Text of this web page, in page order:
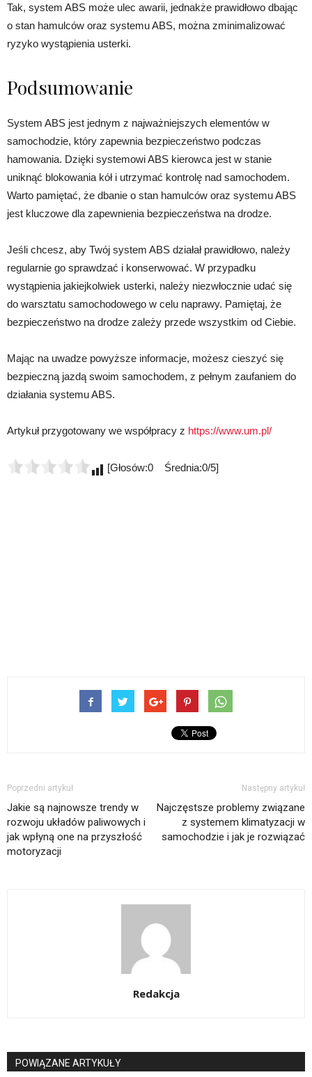
Tak, system ABS może ulec awarii, jednakże prawidłowo dbając
o stan hamulców oraz systemu ABS, można zminimalizować
ryzyko wystąpienia usterki.
Podsumowanie
System ABS jest jednym z najważniejszych elementów w
samochodzie, który zapewnia bezpieczeństwo podczas
hamowania. Dzięki systemowi ABS kierowca jest w stanie
uniknąć blokowania kół i utrzymać kontrolę nad samochodem.
Warto pamiętać, że dbanie o stan hamulców oraz systemu ABS
jest kluczowe dla zapewnienia bezpieczeństwa na drodze.
Jeśli chcesz, aby Twój system ABS działał prawidłowo, należy
regularnie go sprawdzać i konserwować. W przypadku
wystąpienia jakiejkolwiek usterki, należy niezwłocznie udać się
do warsztatu samochodowego w celu naprawy. Pamiętaj, że
bezpieczeństwo na drodze zależy przede wszystkim od Ciebie.
Mając na uwadze powyższe informacje, możesz cieszyć się
bezpieczną jazdą swoim samochodem, z pełnym zaufaniem do
działania systemu ABS.
Artykuł przygotowany we współpracy z https://www.um.pl/
[Głosów:0 Średnia:0/5]
Poprzedni artykuł
Jakie są najnowsze trendy w
rozwoju układów paliwowych i
jak wpłyną one na przyszłość
motoryzacji
Następny artykuł
Najczęstsze problemy związane
z systemem klimatyzacji w
samochodzie i jak je rozwiązać
Redakcja
POWIĄZANE ARTYKUŁY